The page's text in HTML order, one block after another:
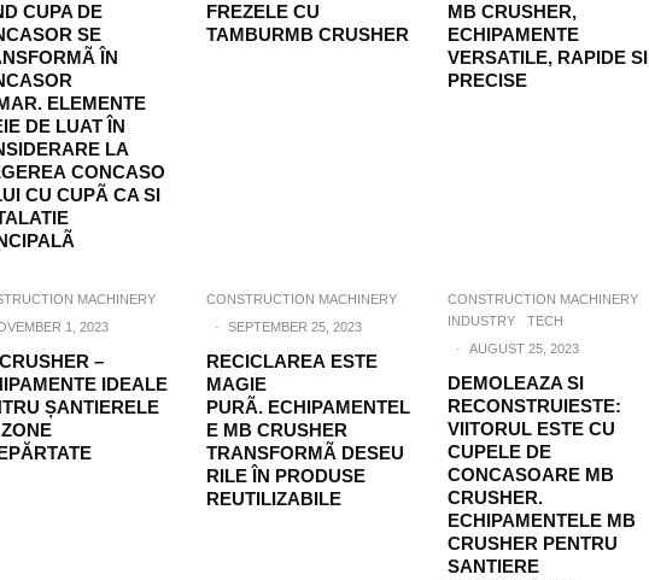
CUPA DE
SE
ÎN
ELEMENTE
DE LUAT ÎN
LA
CONCASO
CU CUPÃ CA SI
FREZELE CU
TAMBURMB CRUSHER
MB CRUSHER,
ECHIPAMENTE
VERSATILE, RAPIDE SI
PRECISE
MACHINERY
1, 2023
–
IDEALE
ȘANTIERELE
CONSTRUCTION MACHINERY
·
SEPTEMBER 25, 2023
RECICLAREA ESTE
MAGIE
PURÃ. ECHIPAMENTEL
E MB CRUSHER
TRANSFORMÃ DESEU
RILE ÎN PRODUSE
REUTILIZABILE
CONSTRUCTION MACHINERY
INDUSTRY
TECH
·
AUGUST 25, 2023
DEMOLEAZA SI
RECONSTRUIESTE:
VIITORUL ESTE CU
CUPELE DE
CONCASOARE MB
CRUSHER.
ECHIPAMENTELE MB
CRUSHER PENTRU
SANTIERE